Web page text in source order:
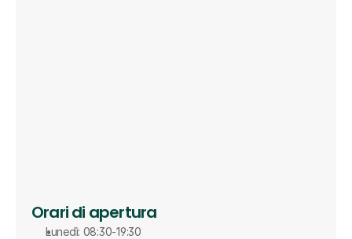
Orari di apertura
Lunedì: 08:30-19:30